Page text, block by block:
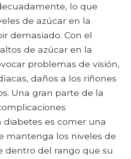
lo que
de azúcar en la
demasiado. Con el
de azúcar en la
problemas de visión,
daños a los riñones
Una gran parte de la
diabetes es comer una
mantenga los niveles de
dentro del rango que su